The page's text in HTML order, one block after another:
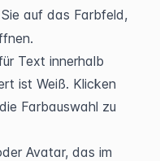
auf das Farbfeld,
Text innerhalb
ist Weiß. Klicken
Farbauswahl zu
Avatar, das im